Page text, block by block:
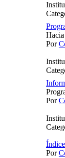
Por
Por
Por